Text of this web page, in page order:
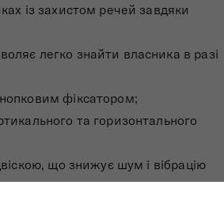
із захистом речей завдяки
легко знайти власника в разі
фіксатором;
та горизонтального
що знижує шум і вібрацію